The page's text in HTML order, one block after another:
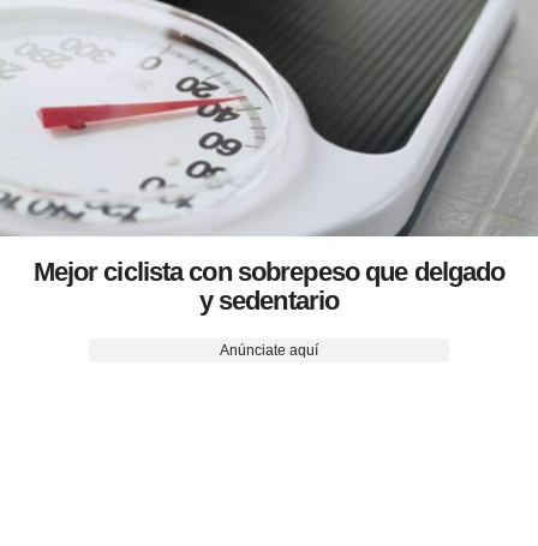
Mejor ciclista con sobrepeso que delgado
y sedentario
Anúnciate aquí